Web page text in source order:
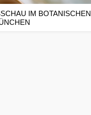
IM BOTANISCHEN